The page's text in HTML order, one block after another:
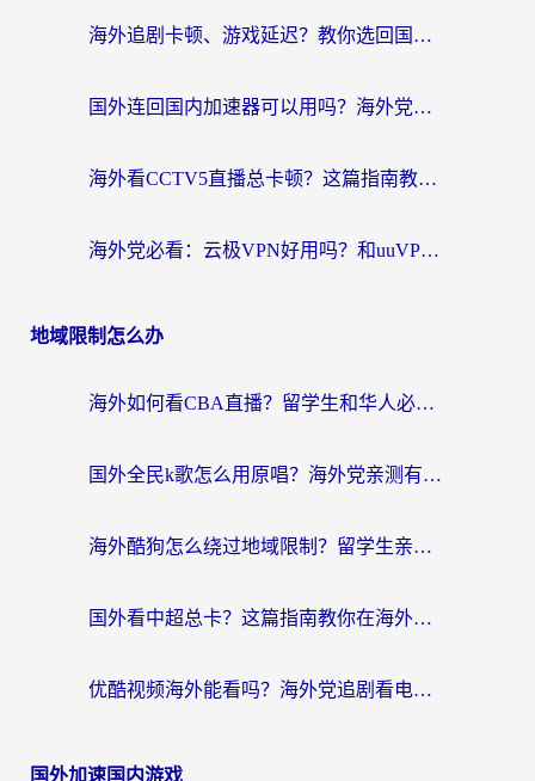
海外追剧卡顿、游戏延迟？教你选回国加速器，附免费加速器试用一小时福利
国外连回国内加速器可以用吗？海外党亲测实用指南，解决追剧游戏卡顿难题
海外看CCTV5直播总卡顿？这篇指南教你选对回国加速器，无缝刷国内资源
海外党必看：云极VPN好用吗？和uuVPN对比哪个回国效果更好？附真实体验+避坑指南
地域限制怎么办
海外如何看CBA直播？留学生和华人必看的无卡顿观赛指南
国外全民k歌怎么用原唱？海外党亲测有效的回国加速解决方案
海外酷狗怎么绕过地域限制？留学生亲测有效的回国加速器选择指南
国外看中超总卡？这篇指南教你在海外流畅看体育赛事+中文解说（附避坑技巧）
优酷视频海外能看吗？海外党追剧看电影的终极解决方案来了
国外加速国内游戏